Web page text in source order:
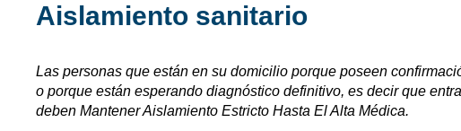
Aislamiento sanitario
Las personas que están en su domicilio porque poseen
o porque están esperando diagnóstico definitivo, es decir que
deben Mantener Aislamiento Estricto Hasta El Alta Médica.